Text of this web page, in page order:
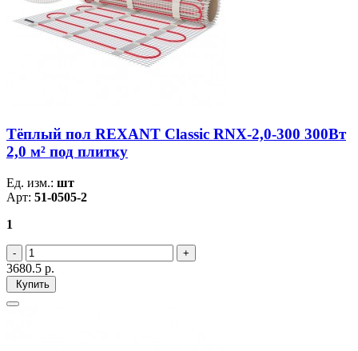
Тёплый пол REXANT Classic RNX-2,0-300 300Вт
2,0 м² под плитку
Ед. изм.: шт
Арт: 51-0505-2
1
3680.5 р.
Купить